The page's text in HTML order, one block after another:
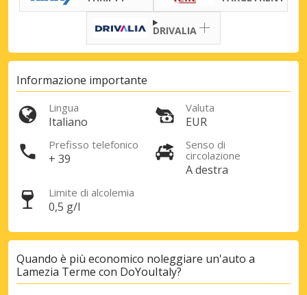
Sconti speciali
Accedi alle offerte esclusive dei nostri
fornitori
DRIVALIA
Informazione importante
Lingua
Italiano
Valuta
EUR
Prefisso telefonico
+ 39
Senso di
circolazione
A destra
Limite di alcolemia
0,5 g/l
Quando è più economico noleggiare un'auto a
Lamezia Terme con DoYouItaly?